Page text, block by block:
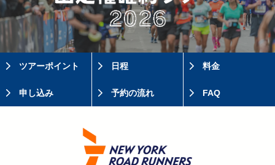
ツアーポイント 日程 料金
申し込み 予約の流れ FAQ